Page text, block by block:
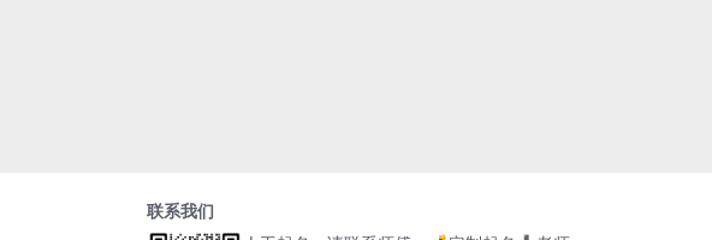
联系我们